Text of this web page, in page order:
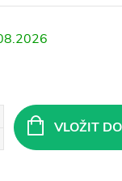
VLOŽIT